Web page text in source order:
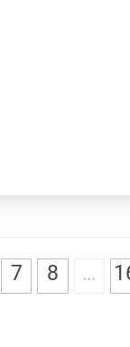
7 8 …